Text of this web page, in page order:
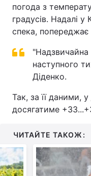
погода з
градусів. Надалі у
спека, попереджає
"Надзвичайна
наступного
Діденко.
Так, за її даними,
досягатиме
ЧИТАЙТЕ ТАКОЖ: